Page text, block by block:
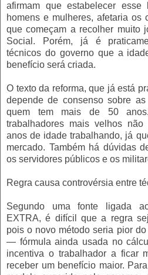
afirmam que estabelecer
homens e mulheres, afetaria os
que começam a recolher muito
Social. Porém, já é
técnicos do governo que a
benefício será criada.
O texto da reforma, que já está
depende de consenso sobre
quem tem mais de 50
trabalhadores mais velhos
anos de idade trabalhando, já
mercado. Também há dúvidas
os servidores públicos e os
Regra causa controvérsia entre
Segundo uma fonte ligada
EXTRA, é difícil que a regra
pois o novo método seria pior
— fórmula ainda usada no
incentiva o trabalhador a ficar
receber um benefício maior.